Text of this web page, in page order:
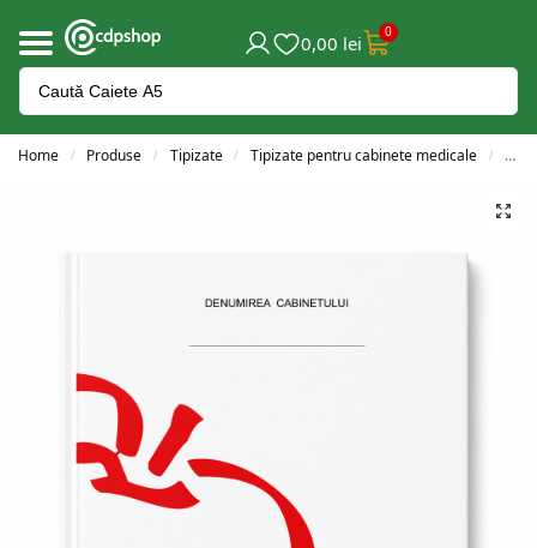
0,00 lei 0
Home / Produse / Tipizate / Tipizate pentru cabinete medicale /